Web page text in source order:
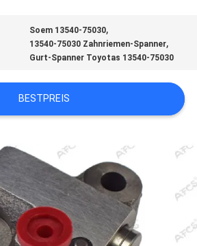
Soem 13540-75030,
13540-75030 Zahnriemen-Spanner,
Gurt-Spanner Toyotas 13540-75030
BESTPREIS